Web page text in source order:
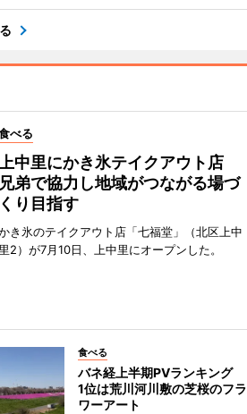
べる
上中里にかき氷テイクアウト店
兄弟で協力し地域がつながる場づ
くり目指す
き氷のテイクアウト店「七福堂」（北区上中
里2）が7月10日、上中里にオープンした。
食べる
バネ経上半期PVランキング
1位は荒川河川敷の芝桜のフラ
ワーアート